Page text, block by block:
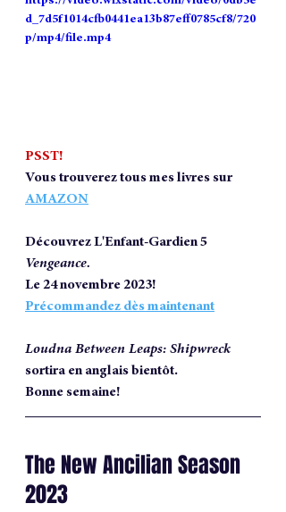
d_7d5f1014cfb0441ea13b87eff0785cf8/720
p/mp4/file.mp4
PSST!
Vous trouverez tous mes livres sur
AMAZON
Découvrez L'Enfant-Gardien 5
Vengeance.
Le 24 novembre 2023!
Précommandez dès maintenant
Loudna Between Leaps: Shipwreck
sortira en anglais bientôt.
Bonne semaine!
The New Ancilian Season
2023